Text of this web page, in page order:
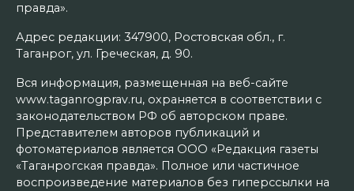
правда».
Адрес редакции: 347900, Ростовская обл., г.
Таганрог, ул. Греческая, д. 90.
Вся информация, размещенная на веб-сайте
www.taganrogprav.ru, охраняется в соответствии с
законодательством РФ об авторском праве.
Представителем авторов публикаций и
фотоматериалов является ООО «Редакция газеты
«Таганрогская правда». Полное или частичное
воспроизведение материалов без гиперссылки на